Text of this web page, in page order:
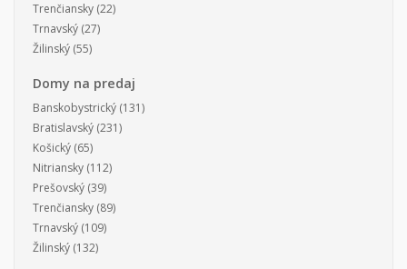
Trenčiansky (22)
Trnavský (27)
Žilinský (55)
Domy na predaj
Banskobystrický (131)
Bratislavský (231)
Košický (65)
Nitriansky (112)
Prešovský (39)
Trenčiansky (89)
Trnavský (109)
Žilinský (132)